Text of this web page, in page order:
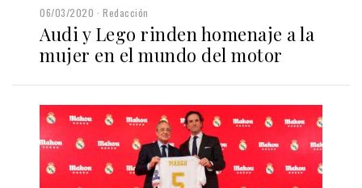
06/03/2020 Redacción
Audi y Lego rinden homenaje a la
mujer en el mundo del motor